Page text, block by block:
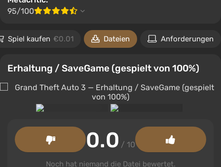
95/100
Spiel kaufen €0.01 Dateien Anforderungen
Erhaltung / SaveGame (gespielt von 100%)
0.0 / 10
Noch hat niemand die Datei bewertet.